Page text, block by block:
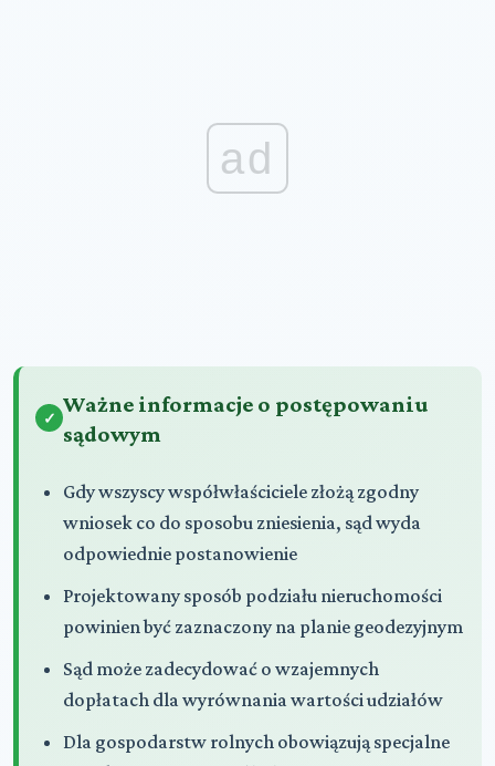
ad
Ważne informacje o postępowaniu
sądowym
Gdy wszyscy współwłaściciele złożą zgodny
wniosek co do sposobu zniesienia, sąd wyda
odpowiednie postanowienie
Projektowany sposób podziału nieruchomości
powinien być zaznaczony na planie geodezyjnym
Sąd może zadecydować o wzajemnych
dopłatach dla wyrównania wartości udziałów
Dla gospodarstw rolnych obowiązują specjalne